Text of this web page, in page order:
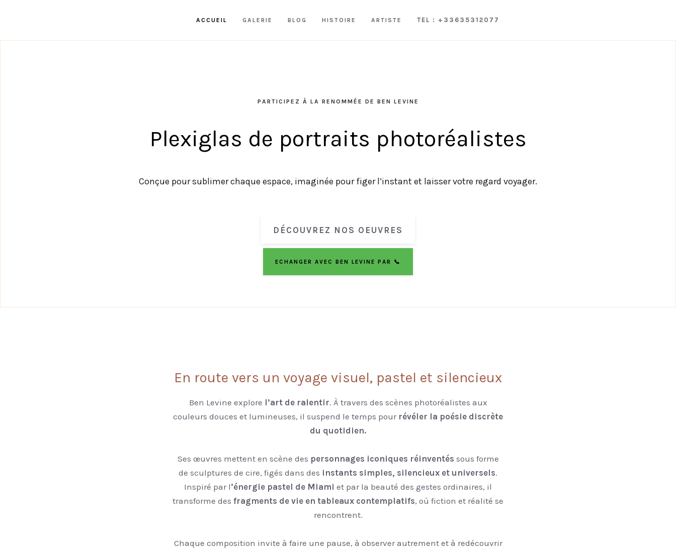
ACCUEIL GALERIE BLOG HISTOIRE ARTISTE TEL : +33635312077
PARTICIPEZ À LA RENOMMÉE DE BEN LEVINE
Plexiglas de portraits photoréalistes
Conçue pour sublimer chaque espace, imaginée pour figer l’instant et laisser votre regard voyager.
DÉCOUVREZ NOS OEUVRES
ECHANGER AVEC BEN LEVINE PAR 📞
En route vers un voyage visuel, pastel et silencieux
Ben Levine explore l’art de ralentir. À travers des scènes photoréalistes aux
couleurs douces et lumineuses, il suspend le temps pour révéler la poésie discrète
du quotidien.
Ses œuvres mettent en scène des personnages iconiques réinventés sous forme
de sculptures de cire, figés dans des instants simples, silencieux et universels.
Inspiré par l’énergie pastel de Miami et par la beauté des gestes ordinaires, il
transforme des fragments de vie en tableaux contemplatifs, où fiction et réalité se
rencontrent.
Chaque composition invite à faire une pause, à observer autrement et à redécouvrir